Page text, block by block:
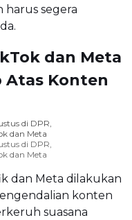
harus segera
dan Meta
Konten
di DPR,
dan Meta
di DPR,
dan Meta
dan Meta dilakukan
konten
suasana